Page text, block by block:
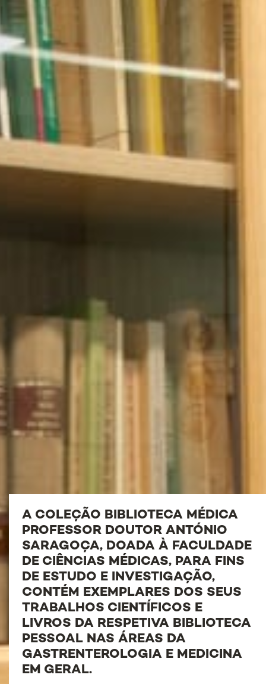
A COLEÇÃO BIBLIOTECA MÉDICA
PROFESSOR DOUTOR ANTÓNIO
SARAGOÇA, DOADA À FACULDADE
DE CIÊNCIAS MÉDICAS, PARA FINS
DE ESTUDO E INVESTIGAÇÃO,
CONTÉM EXEMPLARES DOS SEUS
TRABALHOS CIENTÍFICOS E
LIVROS DA RESPETIVA BIBLIOTECA
PESSOAL NAS ÁREAS DA
GASTRENTEROLOGIA E MEDICINA
EM GERAL.